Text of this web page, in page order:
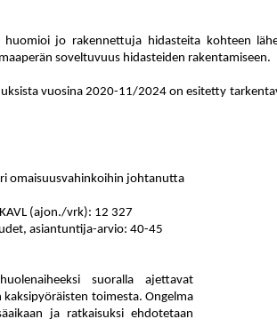
huomioi jo rakennettuja hidasteita kohteen
soveltuvuus hidasteiden rakentamiseen.
sista vuosina 2020-11/2024 on esitetty
omaisuusvahinkoihin johtanutta
(ajon./vrk): 12 327
asiantuntija-arvio: 40-45
suoralla ajettavat
toimesta. Ongelma
ja ratkaisuksi ehdotetaan